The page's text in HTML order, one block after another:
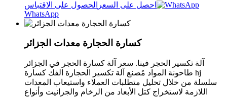
احصل على السعر الحصول على الاقتباس
WhatsApp
كسارة الحجارة معدات الجزائر
آلة تكسير الحجر فينا. سعر آلة كسارة الحجر في الجزائر
طاحونة المواد مُصنع آلة تكسير الحجارة الفك كسارة hj
سلسلة من خلال تحليل متطلبات العملاء واستيعاب المعدات
اللازمة لاستخراج كتل الأبعاد من الرخام والجرانيت وأنواع